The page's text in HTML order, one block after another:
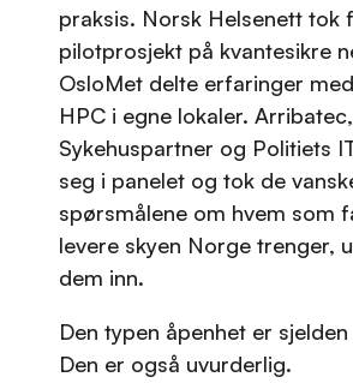
praksis. Norsk Helsenett tok
pilotprosjekt på kvantesikre
OsloMet delte erfaringer
HPC i egne lokaler. Arribatec,
Sykehuspartner og Politiets
seg i panelet og tok de
spørsmålene om hvem som
levere skyen Norge trenger,
dem inn.
Den typen åpenhet er
Den er også uvurderlig.